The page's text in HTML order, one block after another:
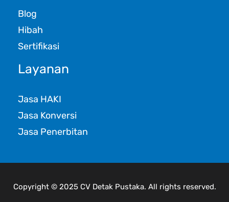
Blog
Hibah
Sertifikasi
Layanan
Jasa HAKI
Jasa Konversi
Jasa Penerbitan
Copyright © 2025 CV Detak Pustaka. All rights reserved.